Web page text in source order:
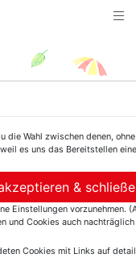
Girls.
die Wahl zwischen denen,
es uns das Bereitstellen
&
Einstellungen vorzunehmen.
und Cookies auch
Cookies mit Links auf